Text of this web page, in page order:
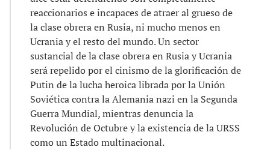
reaccionarios e incapaces de atraer al grueso de
la clase obrera en Rusia, ni mucho menos en
Ucrania y el resto del mundo. Un sector
sustancial de la clase obrera en Rusia y Ucrania
será repelido por el cinismo de la glorificación de
Putin de la lucha heroica librada por la Unión
Soviética contra la Alemania nazi en la Segunda
Guerra Mundial, mientras denuncia la
Revolución de Octubre y la existencia de la URSS
como un Estado multinacional.